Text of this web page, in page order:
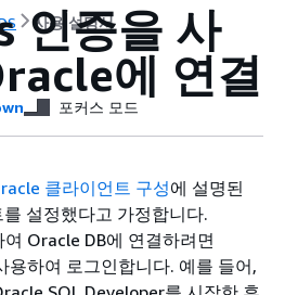
사용 설명서
인증을 사
에 연결
포커스 모드
클라이언트 구성에 설명된
설정했다고 가정합니다.
Oracle DB에 연결하려면
용하여 로그인합니다. 예를 들어,